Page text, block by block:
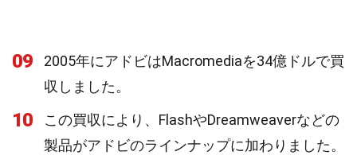
09
2005年にアドビはMacromediaを34億ドルで買
収しました。
10
この買収により、FlashやDreamweaverなどの
製品がアドビのラインナップに加わりました。